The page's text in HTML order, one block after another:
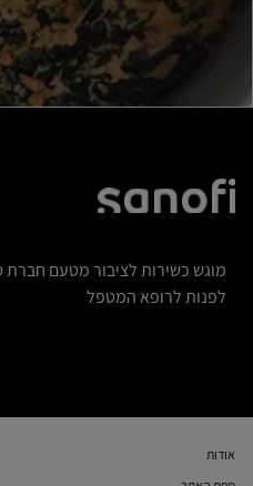
מוגש כשירות לציבור מטעם חברת
לפנות לרופא המטפל
אודות